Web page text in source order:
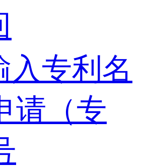
入专利名
请（专